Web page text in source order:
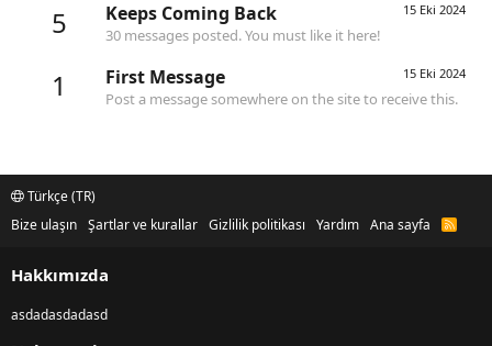
5 15 Eki 2024
Keeps Coming Back
30 messages posted. You must like it here!
1 15 Eki 2024
First Message
Post a message somewhere on the site to receive this.
Türkçe (TR)
Bize ulaşın Şartlar ve kurallar Gizlilik politikası Yardım Ana sayfa
R
Hakkımızda
asdadasdadasd